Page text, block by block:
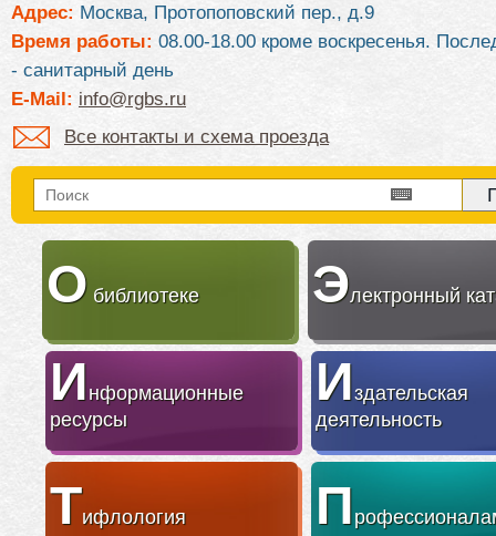
Адрес: Москва, Протопоповский пер., д.9
Время работы: 08.00-18.00 кроме воскресенья.
- санитарный день
E-Mail: info@rgbs.ru
Все контакты и схема проезда
О библиотеке Электронный
Информационные
ресурсы
Издательская
деятельность
Тифлология П